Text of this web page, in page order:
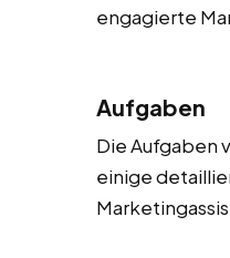
engagierte
Aufgaben
Die Aufgaben
einige